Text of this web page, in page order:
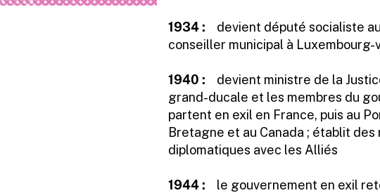
1934 : devient député socialiste
conseiller municipal à Luxembourg-
1940 : devient ministre de la
grand-ducale et les membres du
partent en exil en France, puis au
Bretagne et au Canada ; établit des
diplomatiques avec les Alliés
1944 : le gouvernement en exil